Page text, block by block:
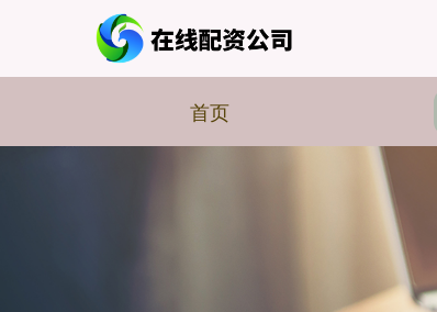
首页